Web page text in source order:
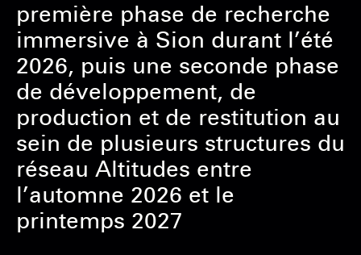
première phase de recherche
immersive à Sion durant l’été
2026, puis une seconde phase
de développement, de
production et de restitution au
sein de plusieurs structures du
réseau Altitudes entre
l’automne 2026 et le
printemps 2027